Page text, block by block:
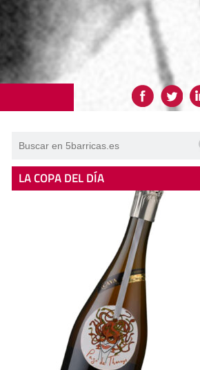
LA COPA DEL DÍA